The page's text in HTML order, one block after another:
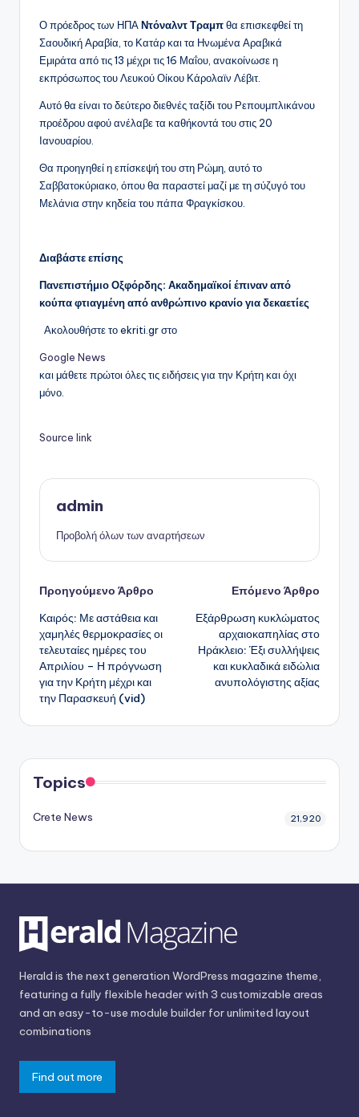
Ο πρόεδρος των ΗΠΑΝτόναλντ Τραμπθα επισκεφθεί τη
Σαουδική Αραβία, το Κατάρ και τα Ηνωμένα Αραβικά
Εμιράτα από τις 13 μέχρι τις 16 Μαΐου, ανακοίνωσε η
εκπρόσωπος του Λευκού Οίκου Κάρολαϊν Λέβιτ.
Αυτό θα είναι το δεύτερο διεθνές ταξίδι του Ρεπουμπλικάνου
προέδρου αφού ανέλαβε τα καθήκοντά του στις 20
Ιανουαρίου.
Θα προηγηθεί η επίσκεψή του στη Ρώμη, αυτό το
Σαββατοκύριακο, όπου θα παραστεί μαζί με τη σύζυγό του
Μελάνια στην κηδεία του πάπα Φραγκίσκου.
Διαβάστε επίσης
Πανεπιστήμιο Οξφόρδης: Ακαδημαϊκοί έπιναν από
κούπα φτιαγμένη από ανθρώπινο κρανίο για δεκαετίες
Ακολουθήστε το ekriti.gr στο
Google News
και μάθετε πρώτοι όλες τις ειδήσεις για την Κρήτη και όχι
μόνο.
Source link
admin
Προβολή όλων των αναρτήσεων
Πλοήγηση
δημοσιεύσεων
Προηγούμενο Άρθρο
Καιρός: Με αστάθεια και
χαμηλές θερμοκρασίες οι
τελευταίες ημέρες του
Απριλίου – Η πρόγνωση
για την Κρήτη μέχρι και
την Παρασκευή (vid)
Επόμενο Άρθρο
Εξάρθρωση κυκλώματος
αρχαιοκαπηλίας στο
Ηράκλειο: Έξι συλλήψεις
και κυκλαδικά ειδώλια
ανυπολόγιστης αξίας
Topics
Crete News 21,920
Herald is the next generation WordPress magazine theme,
featuring a fully flexible header with 3 customizable areas
and an easy-to-use module builder for unlimited layout
combinations
Find out more